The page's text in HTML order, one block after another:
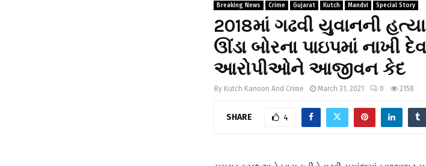
Breaking News Crime Gujarat Kutch Mandvi Special Story
2018માં ગઢવી યુવાનની
ઊંડા બોરના પાઇપમાં નાખી
આરોપીઓને આજીવન કેદ
By Kutch Kanoon And Crime March 31, 2021 0 2158
SHARE 4